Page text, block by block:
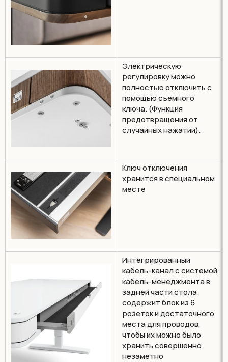
Электрическую
регулировку можно
полностью отключить с
помощью съемного
ключа. (Функция
предотвращения от
случайных нажатий).
Ключ отключения
хранится в специальном
месте
Интегрированный
кабель-канал с системой
кабель-менеджмента в
задней части стола
содержит блок из 6
розеток и достаточного
места для проводов,
чтобы их можно было
хранить совершенно
незаметно